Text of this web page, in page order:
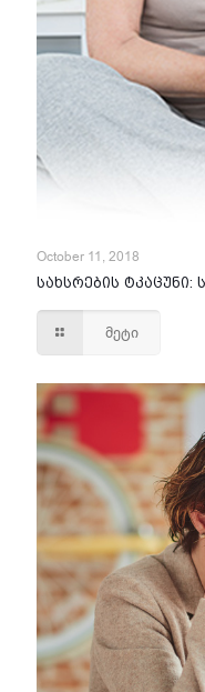
October 11, 2018
სახსრების ტკაცუნი:
მეტი